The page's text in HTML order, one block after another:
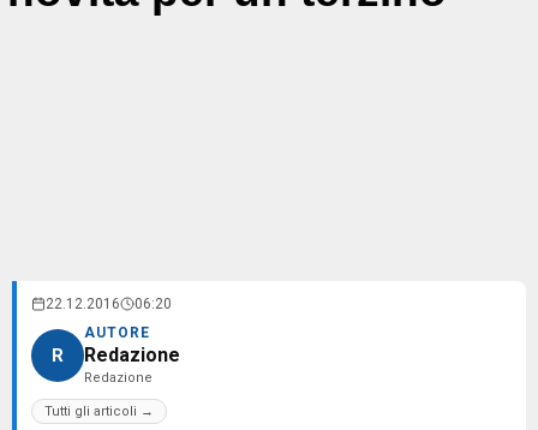
22.12.2016 06:20
R
AUTORE
Redazione
Redazione
Tutti gli articoli →